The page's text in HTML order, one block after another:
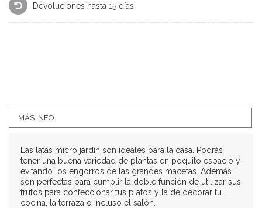
Devoluciones hasta 15 días
MÁS INFO
Las latas micro jardín son ideales para la casa. Podrás
tener una buena variedad de plantas en poquito espacio y
evitando los engorros de las grandes macetas. Además
son perfectas para cumplir la doble función de utilizar sus
frutos para confeccionar tus platos y la de decorar tu
cocina, la terraza o incluso el salón.